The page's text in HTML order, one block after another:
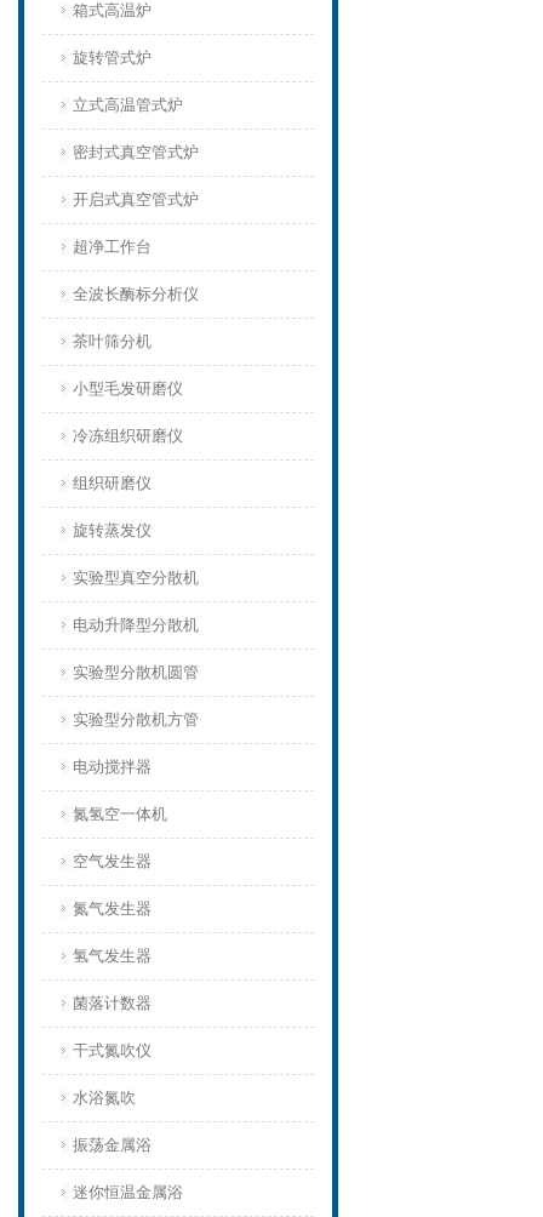
箱式高温炉
旋转管式炉
立式高温管式炉
密封式真空管式炉
开启式真空管式炉
超净工作台
全波长酶标分析仪
茶叶筛分机
小型毛发研磨仪
冷冻组织研磨仪
组织研磨仪
旋转蒸发仪
实验型真空分散机
电动升降型分散机
实验型分散机圆管
实验型分散机方管
电动搅拌器
氮氢空一体机
空气发生器
氮气发生器
氢气发生器
菌落计数器
干式氮吹仪
水浴氮吹
振荡金属浴
迷你恒温金属浴